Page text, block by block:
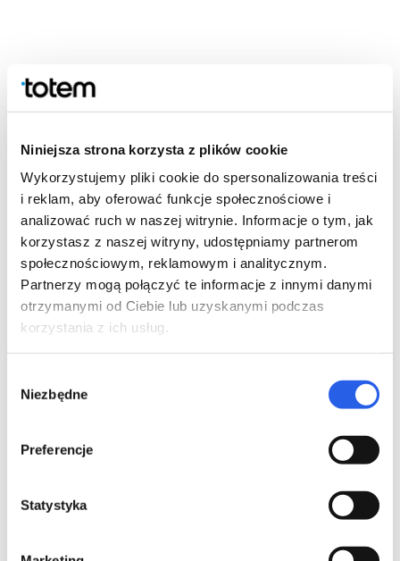
Niniejsza strona korzysta z plików cookie
Wykorzystujemy pliki cookie do spersonalizowania treści
i reklam, aby oferować funkcje społecznościowe i
analizować ruch w naszej witrynie. Informacje o tym, jak
korzystasz z naszej witryny, udostępniamy partnerom
społecznościowym, reklamowym i analitycznym.
Partnerzy mogą połączyć te informacje z innymi danymi
otrzymanymi od Ciebie lub uzyskanymi podczas
korzystania z ich usług.
zgody
Niezbędne
Preferencje
Statystyka
Nasze standardy
Książka jest dla nas czymś więcej niż zwykłym,
obcowanie angażuje wiele ludzkich zmysłów -
wzrok, dotyk, węch. Zależy nam, aby wrażenia,
które związane są z percepcją książek przez nas